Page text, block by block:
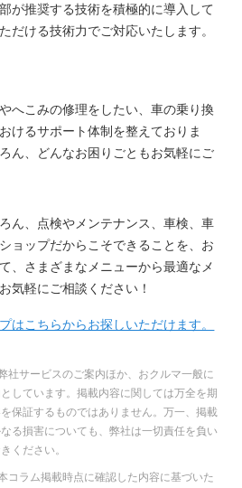
が推奨する技術を積極的に導入して
だける技術力でご対応いたします。
へこみの修理をしたい、車の乗り換
けるサポート体制を整えておりま
ん、どんなお困りごともお気軽にご
ん、点検やメンテナンス、車検、車
ョップだからこそできることを、お
、さまざまなメニューから最適なメ
気軽にご相談ください！
はこちらからお探しいただけます。
社サービスのご案内ほか、おクルマ一般に
しています。掲載内容に関しては万全を期
保証するものではありません。万一、掲載
る損害についても、弊社は一切責任を負い
ください。
コラム掲載時点に確認した内容に基づいた